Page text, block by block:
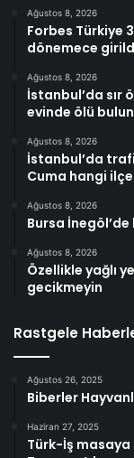
Ağustos 8, 2026
Forbes Türkiye
dönemece
Ağustos 8, 2026
İstanbul’da sır
evinde ölü
Ağustos 8, 2026
İstanbul’da
Cuma hangi
Ağustos 8, 2026
Bursa
Ağustos 8, 2026
Özellikle yağlı
gecikmeyin
Rastgele
Ağustos 26, 2025
Biberler
Haziran 27, 2025
Türk-İş masaya